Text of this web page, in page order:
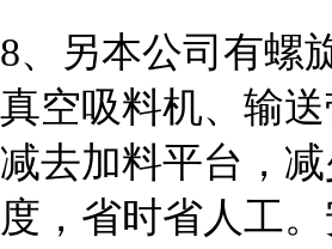
8、另本公司有螺
真空吸料机、输送
减去加料平台，
度，省时省人工